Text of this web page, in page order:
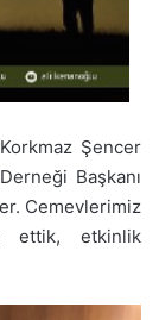
Şencer
Başkanı
Cemevlerimiz
ettik, etkinlik